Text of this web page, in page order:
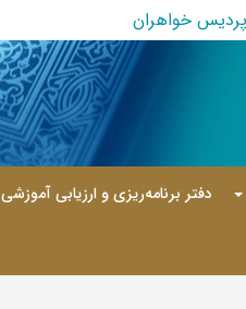
خواهران
دفتر برنامه‌ریزی و ارزیابی آموزشی